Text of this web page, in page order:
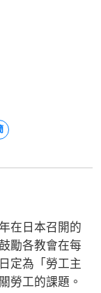
在日本召開的
勵各教會在每
定為「勞工主
勞工的課題。